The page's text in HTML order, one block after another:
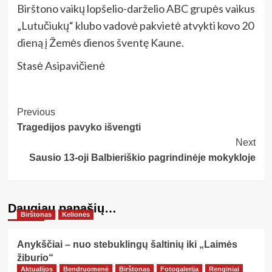
Birštono vaikų lopšelio-darželio ABC grupės vaikus
„Lutučiukų“ klubo vadovė pakvietė atvykti kovo 20
dieną į Žemės dienos šventę Kaune.
Stasė Asipavičienė
Post
Navigation
Previous
Tragedijos pavyko išvengti
Next
Sausio 13-oji Balbieriškio pagrindinėje mokykloje
Daugiau panašių…
Birštonas Kelionės
Anykščiai – nuo stebuklingų šaltinių iki „Laimės
žiburio“
Aktualijos Bendruomenė Birštonas Fotogalerija Renginiai